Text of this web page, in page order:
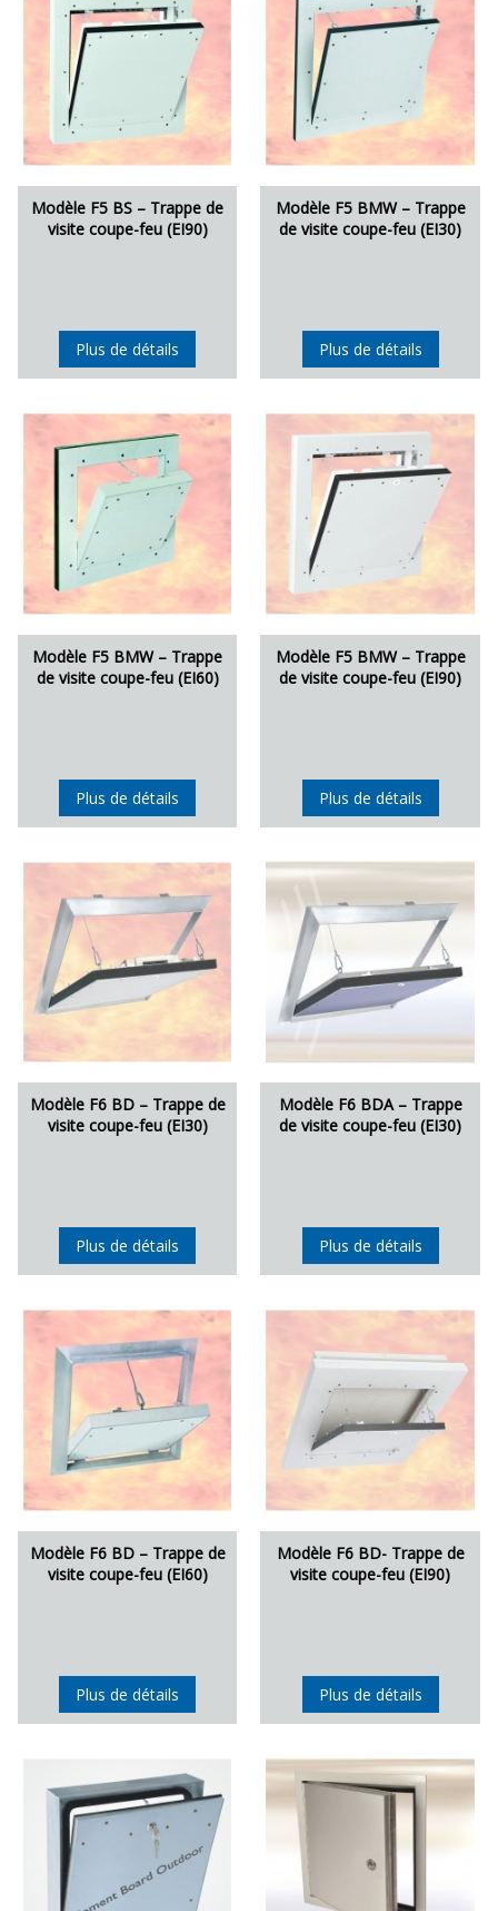
Modèle F5 BS – Trappe de
visite coupe-feu (EI90)
Plus de détails
Modèle F5 BMW – Trappe
de visite coupe-feu (EI30)
Plus de détails
Modèle F5 BMW – Trappe
de visite coupe-feu (EI60)
Plus de détails
Modèle F5 BMW – Trappe
de visite coupe-feu (EI90)
Plus de détails
Modèle F6 BD – Trappe de
visite coupe-feu (EI30)
Plus de détails
Modèle F6 BDA – Trappe
de visite coupe-feu (EI30)
Plus de détails
Modèle F6 BD – Trappe de
visite coupe-feu (EI60)
Plus de détails
Modèle F6 BD- Trappe de
visite coupe-feu (EI90)
Plus de détails